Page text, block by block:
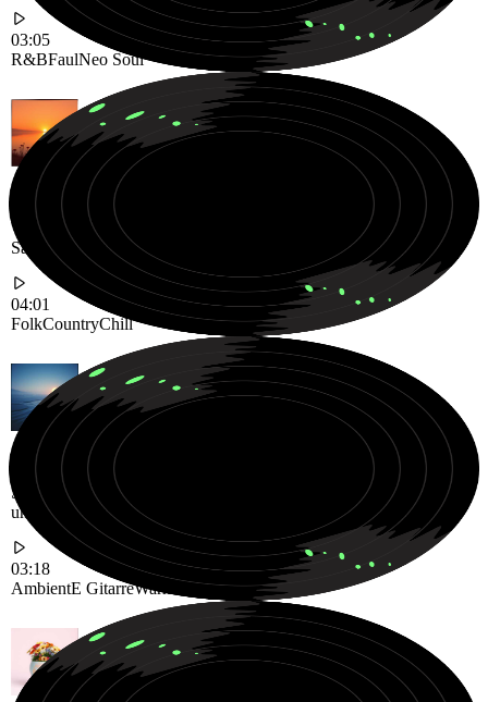
03:05
R&BFaulNeo Soul
Warme, entspannte Folk Country Reise gefüllt mit akustischen
Saiten und sanften Geschichten
04:01
FolkCountryChill
Sanfte Ambient Klanglandschaft mit warmen E Gitarren Texturen
und friedlicher Atmosphäre
03:18
AmbientE GitarreWarme Stimmung